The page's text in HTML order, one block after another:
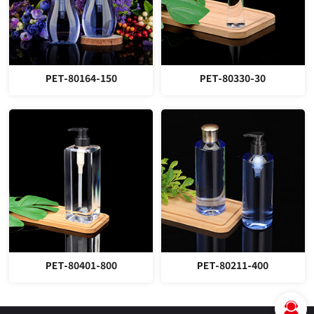
PET-80164-150 PET-80330-30
PET-80401-800 PET-80211-400